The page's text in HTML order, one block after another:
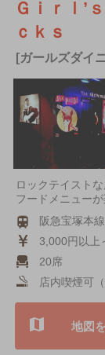
Ｇｉｒｌ
ｃｋｓ
[ガールズダイ
ロックテイスト
フードメニューが
阪急宝塚本
3,000円以上
20席
店内喫煙可
地図